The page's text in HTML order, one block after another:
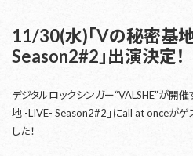
11/30(水)「Vの秘密基
Season2#2」出演決定！
デジタルロックシンガー“VALSHE”が開
地 -LIVE- Season2#2」にall at onceがゲ
した！